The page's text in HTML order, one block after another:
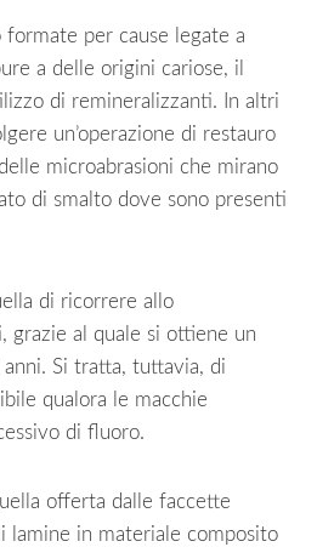
formate per cause legate a
a delle origini cariose, il
di remineralizzanti. In altri
un’operazione di restauro
microabrasioni che mirano
di smalto dove sono presenti
di ricorrere allo
grazie al quale si ottiene un
Si tratta, tuttavia, di
qualora le macchie
di fluoro.
offerta dalle faccette
lamine in materiale composito